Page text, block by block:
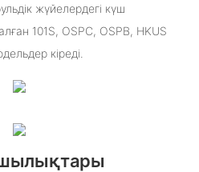
жүйелердегі күш
101S, OSPC, OSPB, HKUS
кіреді.